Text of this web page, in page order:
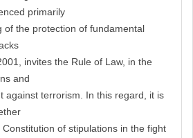
primarily
of the protection of fundamental
invites the Rule of Law, in the
and
against terrorism. In this regard, it is
of stipulations in the fight